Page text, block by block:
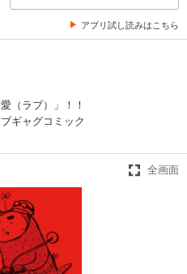
アプリ試し読みはこちら
（ラブ）」！！
ギャグコミック
全画面